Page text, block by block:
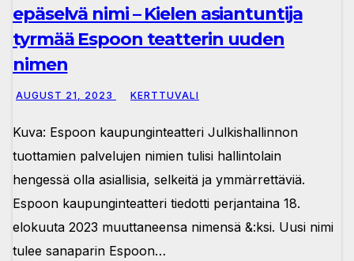
epäselvä nimi – Kielen asiantuntija
tyrmää Espoon teatterin uuden
nimen
AUGUST 21, 2023 KERTTUVALI
Kuva: Espoon kaupunginteatteri Julkishallinnon
tuottamien palvelujen nimien tulisi hallintolain
hengessä olla asiallisia, selkeitä ja ymmärrettäviä.
Espoon kaupunginteatteri tiedotti perjantaina 18.
elokuuta 2023 muuttaneensa nimensä &:ksi. Uusi nimi
tulee sanaparin Espoon…